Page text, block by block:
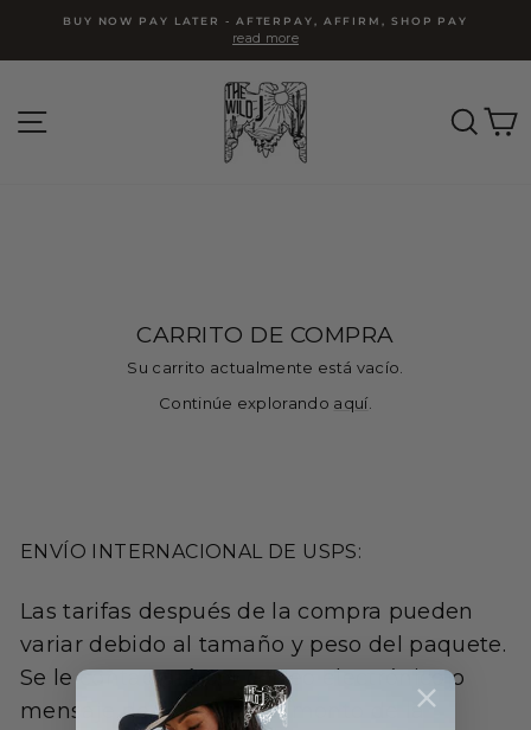
al
diapositivas
BUY NOW PAY LATER - AFTERPAY, AFFIRM, SHOP PAY
read more
CARRITO DE COMPRA
Su carrito actualmente está vacío.
Continúe explorando aquí
ENVÍO INTERNACIONAL DE USPS:
Las tarifas después de la compra pueden
variar debido al tamaño y peso del paquete.
Se le contactará por correo electrónico o
mensaje de texto con el monto de la